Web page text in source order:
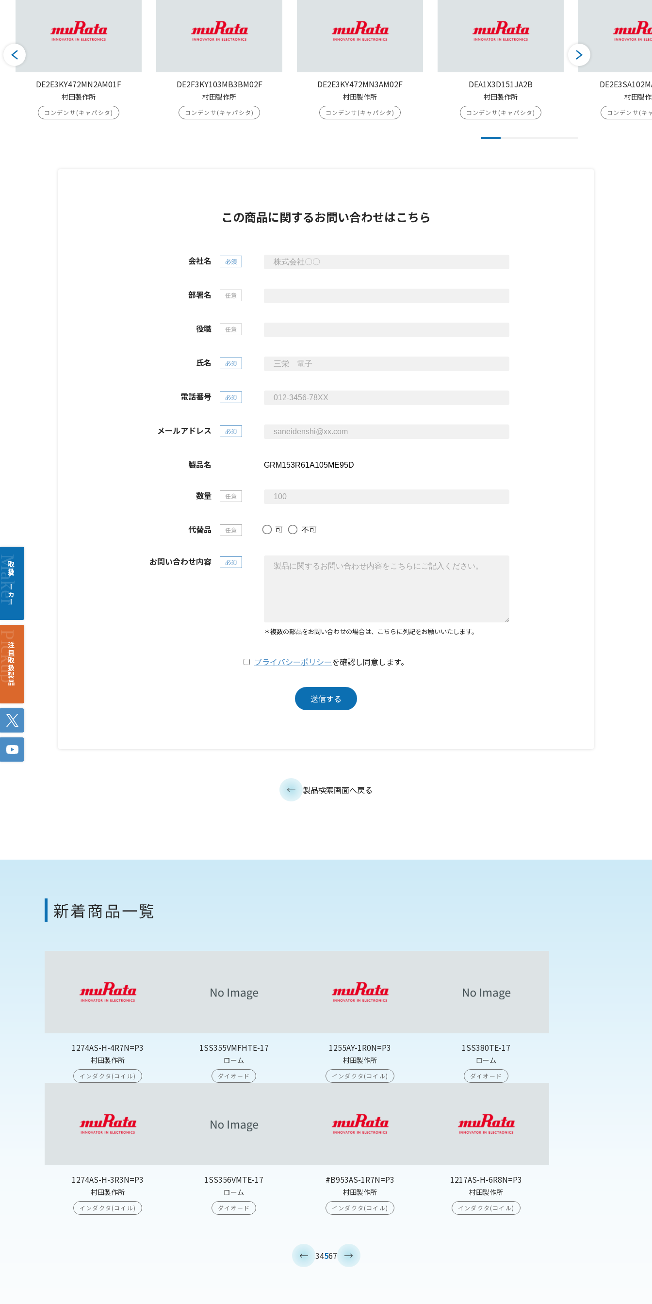
DE2E3KY472MN2AM01F
村田製作所
コンデンサ(キャパシタ)
DE2F3KY103MB3BM02F
村田製作所
コンデンサ(キャパシタ)
DE2E3KY472MN3AM02F
村田製作所
コンデンサ(キャパシタ)
DEA1X3D151JA2B
村田製作所
コンデンサ(キャパシタ)
村田製
コンデンサ(キ
この商品に関するお問い合わせはこちら
会社名 必須
部署名 任意
役職 任意
氏名 必須
電話番号 必須
メールアドレス 必須
製品名
数量 任意
代替品 任意 可 不可
お問い合わせ内容 必須
＊複数の部品をお問い合わせの場合は、こちらに列記をお願いいたします。
プライバシーポリシーを確認し同意します。
製品検索画面へ戻る
新着商品一覧
1274AS-H-4R7N=P3
村田製作所
インダクタ(コイル)
1SS355VMFHTE-17
ローム
ダイオード
1255AY-1R0N=P3
村田製作所
インダクタ(コイル)
1SS380TE-17
ローム
ダイオード
1274AS-H-3R3N=P3
村田製作所
インダクタ(コイル)
1SS356VMTE-17
ローム
ダイオード
#B953AS-1R7N=P3
村田製作所
インダクタ(コイル)
1217AS-H-6R8N=P3
村田製作所
インダクタ(コイル)
34567
取扱メーカー
注目取扱製品